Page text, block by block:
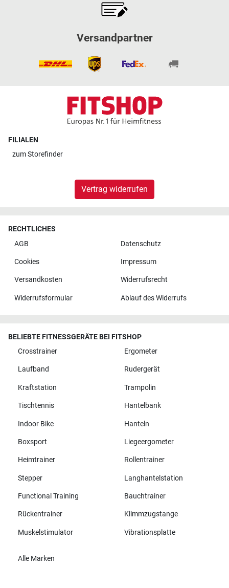
Versandpartner
FILIALEN
zumStorefinder
Vertrag widerrufen
RECHTLICHES
AGB
Datenschutz
Cookies Impressum
Versandkosten Widerrufsrecht
Widerrufsformular Ablauf des Widerrufs
BELIEBTE FITNESSGERÄTE BEI FITSHOP
Crosstrainer
Ergometer
Laufband Rudergerät
Kraftstation Trampolin
Tischtennis Hantelbank
Indoor Bike Hanteln
Boxsport Liegeergometer
Heimtrainer Rollentrainer
Stepper Langhantelstation
Functional Training Bauchtrainer
Rückentrainer Klimmzugstange
Muskelstimulator Vibrationsplatte
Alle Marken